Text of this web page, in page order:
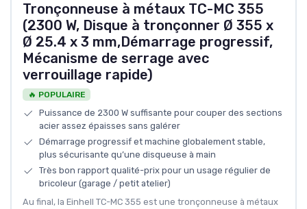
Tronçonneuse à métaux TC-MC 355
(2300 W, Disque à tronçonner Ø 355 x
Ø 25.4 x 3 mm,Démarrage progressif,
Mécanisme de serrage avec
verrouillage rapide)
🔥 POPULAIRE
Puissance de 2300 W suffisante pour couper des sections
acier assez épaisses sans galérer
Démarrage progressif et machine globalement stable,
plus sécurisante qu’une disqueuse à main
Très bon rapport qualité-prix pour un usage régulier de
bricoleur (garage / petit atelier)
Au final, la Einhell TC-MC 355 est une tronçonneuse à métaux